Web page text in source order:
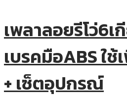
เพลาลอยรีโว่6เ
เบรคมือABS ใ
+ เซ็ตอุปกรณ์